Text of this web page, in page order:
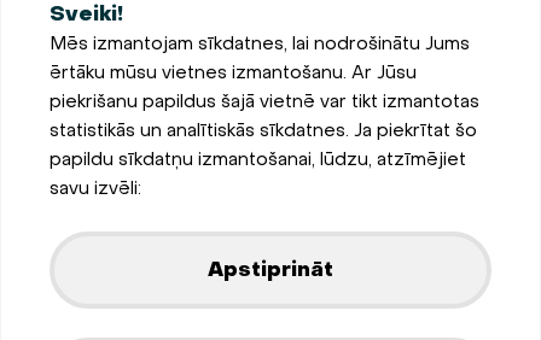
Sveiki!
Mēs izmantojam sīkdatnes, lai nodrošinātu Jums
ērtāku mūsu vietnes izmantošanu. Ar Jūsu
piekrišanu papildus šajā vietnē var tikt izmantotas
statistikās un analītiskās sīkdatnes. Ja piekrītat šo
papildu sīkdatņu izmantošanai, lūdzu, atzīmējiet
savu izvēli:
Apstiprināt
LV-3002, Latvija
Pieteikties jaunumiem
Sīkdatņu iestatījumi
Privātuma un sīkdatņu